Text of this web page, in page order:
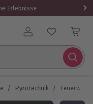
Erlebnisse
Benutzerkonto
/ Pyrotechnik /